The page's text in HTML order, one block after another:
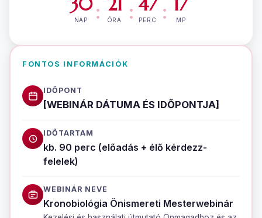
NAP : ÓRA : PERC : MP
FONTOS INFORMÁCIÓK
IDŐPONT
[WEBINÁR DÁTUMA ÉS IDŐPONTJA]
IDŐTARTAM
kb. 90 perc (előadás + élő kérdezz-
felelek)
WEBINÁR NEVE
Kronobiológia Önismereti Mesterwebinár